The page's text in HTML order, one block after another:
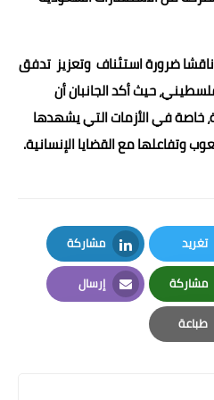
ناقشا ضرورة استئناف وتعزيز تدفق
حيث أكد الجانبان أن
خاصة في الأزمات التي يشهدها
وتفاعلها مع القضايا الإنسانية.
تغريد
Twitter
مشاركة
LinkedIn
مشاركة
Whatsapp
إرسال
Email
طباعة
Print